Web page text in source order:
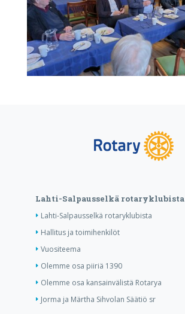
Lahti-Salpausselkä rotaryklubista
Lahti-Salpausselkä rotaryklubista
Hallitus ja toimihenkilöt
Vuositeema
Olemme osa piiriä 1390
Olemme osa kansainvälistä Rotarya
Jorma ja Märtha Sihvolan Säätiö sr